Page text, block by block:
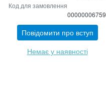
Код для замовлення
00000006759
Повідомити про вступ
Немає у наявності